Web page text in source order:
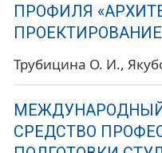
ПРОФИЛЯ
Трубицина О. И.
СРЕДСТВО